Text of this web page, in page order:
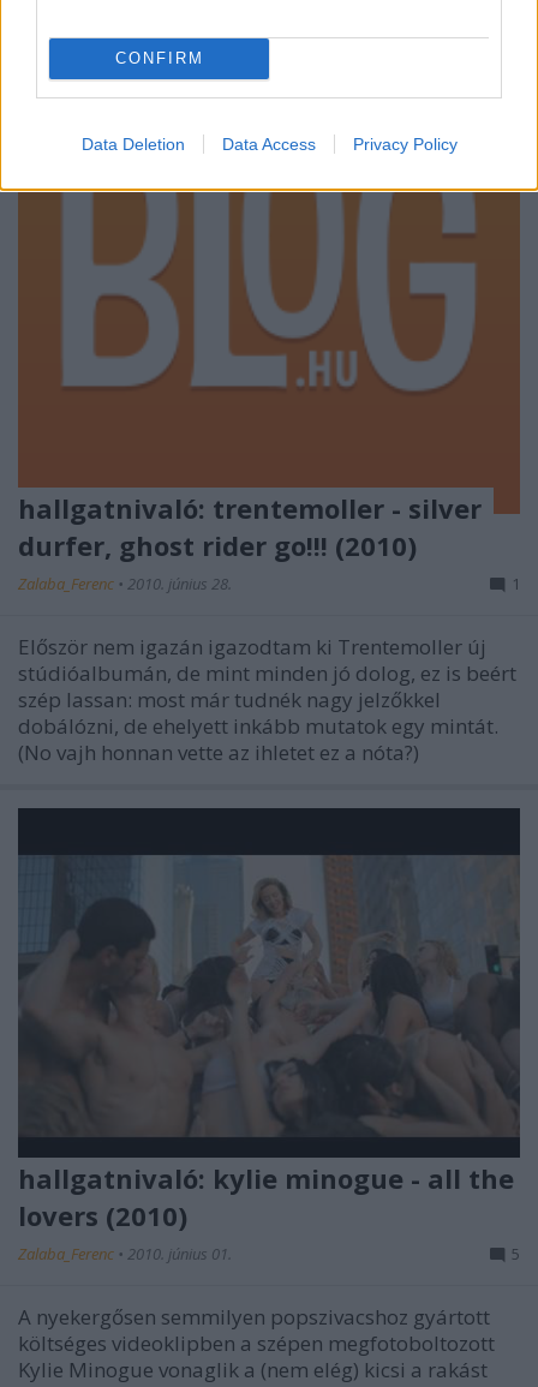
CONFIRM
Data Deletion Data Access Privacy Policy
hallgatnivaló: trentemoller - silver
durfer, ghost rider go!!! (2010)
Zalaba_Ferenc • 2010. június 28. 1
Először nem igazán igazodtam ki Trentemoller új
stúdióalbumán, de mint minden jó dolog, ez is beért
szép lassan: most már tudnék nagy jelzőkkel
dobálózni, de ehelyett inkább mutatok egy mintát.
(No vajh honnan vette az ihletet ez a nóta?)
hallgatnivaló: kylie minogue - all the
lovers (2010)
Zalaba_Ferenc • 2010. június 01. 5
A nyekergősen semmilyen popszivacshoz gyártott
költséges videoklipben a szépen megfotoboltozott
Kylie Minogue vonaglik a (nem elég) kicsi a rakást